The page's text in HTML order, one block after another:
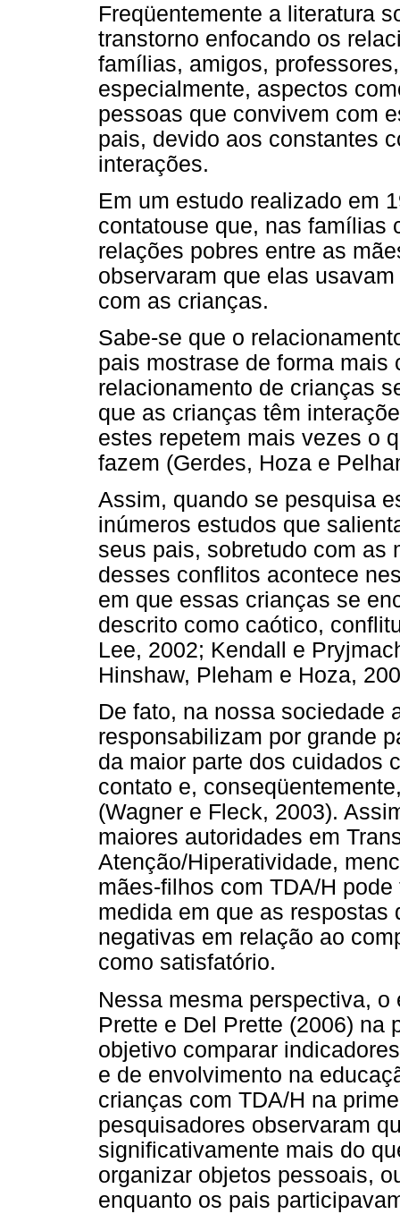
Freqüentemente a literatura
transtorno enfocando os
famílias, amigos,
especialmente, aspectos
pessoas que convivem com
pais, devido aos constantes
interações.
Em um estudo realizado em
contatouse que, nas famílias
relações pobres entre as
observaram que elas
com as crianças.
Sabe-se que o
pais mostrase de forma mais
relacionamento de crianças
que as crianças têm
estes repetem mais vezes o
fazem (Gerdes, Hoza e
Assim, quando se pesquisa
inúmeros estudos que
seus pais, sobretudo com as
desses conflitos acontece
em que essas crianças se
descrito como caótico,
Lee, 2002; Kendall e
Hinshaw, Pleham e Hoza,
De fato, na nossa sociedade
responsabilizam por grande
da maior parte dos cuidados
contato e,
(Wagner e Fleck, 2003).
maiores autoridades em
Atenção/Hiperatividade,
mães-filhos com TDA/H
medida em que as
negativas em relação ao
como satisfatório.
Nessa mesma perspectiva,
Prette e Del Prette (2006) na
objetivo comparar
e de envolvimento na
crianças com TDA/H na
pesquisadores observaram
significativamente mais do
organizar objetos pessoais,
enquanto os pais